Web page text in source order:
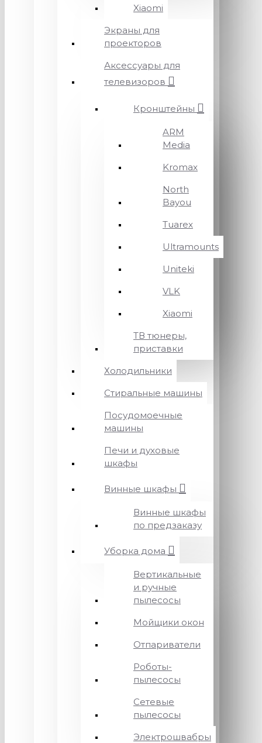
Xiaomi
Экраны для
проекторов
Аксессуары для
телевизоров
Кронштейны
ARM
Media
Kromax
North
Bayou
Tuarex
Ultramounts
Uniteki
VLK
Xiaomi
ТВ тюнеры,
приставки
Холодильники
Стиральные машины
Посудомоечные
машины
Печи и духовые
шкафы
Винные шкафы
Винные шкафы
по предзаказу
Уборка дома
Вертикальные
и ручные
пылесосы
Мойщики окон
Отпариватели
Роботы-
пылесосы
Сетевые
пылесосы
Электрошвабры